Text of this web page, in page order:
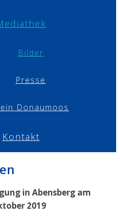
Bilder
Presse
Donaumoos
Kontakt
in Abensberg am
2019